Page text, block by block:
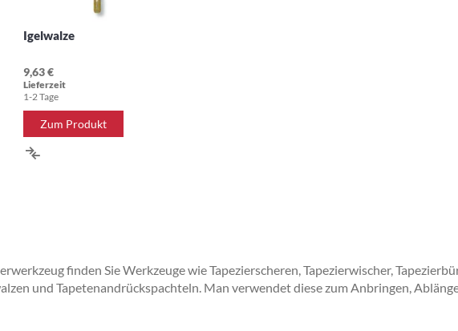
Igelwalze
9,63 €
Lieferzeit
1-2 Tage
Zum Produkt
finden Sie Werkzeuge wie Tapezierscheren, Tapezierwischer,
und Tapetenandrückspachteln. Man verwendet diese zum Anbringen,